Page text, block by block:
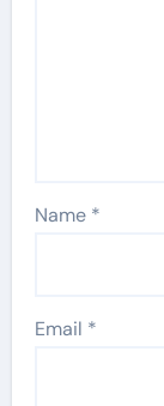
Name *
Email *